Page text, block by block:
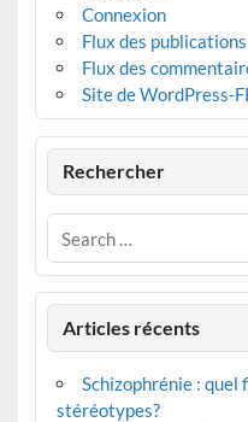
Connexion
Flux des publications
Flux des
Site de WordPress-
Rechercher
Articles récents
Schizophrénie : quel
stéréotypes?